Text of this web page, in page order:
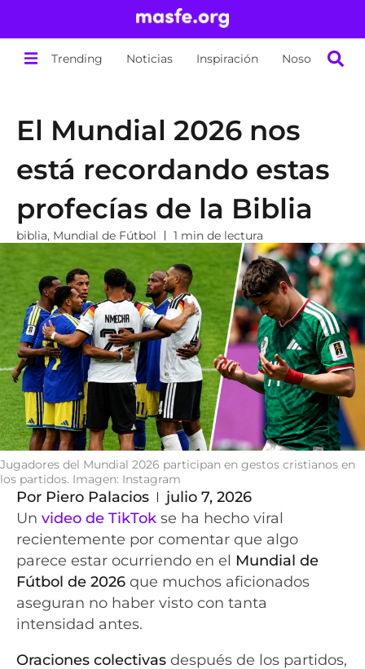
Trending Noticias Inspiración Nosotros
El Mundial 2026 nos
está recordando estas
profecías de la Biblia
biblia, Mundial de Fútbol 1 min de lectura
Jugadores del Mundial 2026 participan en gestos cristianos en
los partidos. Imagen: Instagram
Por Piero Palacios
julio 7, 2026
Un video de TikTok se ha hecho viral
recientemente por comentar que algo
parece estar ocurriendo en el Mundial de
Fútbol de 2026 que muchos aficionados
aseguran no haber visto con tanta
intensidad antes.
Oraciones colectivas después de los partidos,